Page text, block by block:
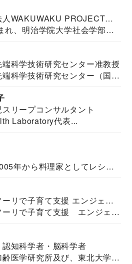
人WAKUWAKU PROJECT
・言語聴覚士・社会福祉士
れ、明治学院大学社会学部福
科学技術研究センター准教授
科学技術研究センター（国際
リープコンサルタント
Laboratory代表...
年から料理家としてレシピ
リで子育て支援 エンジェル
所所長
ーリで子育て支援 エンジェル
知科学者・脳科学者
医学研究所及び、東北大学大